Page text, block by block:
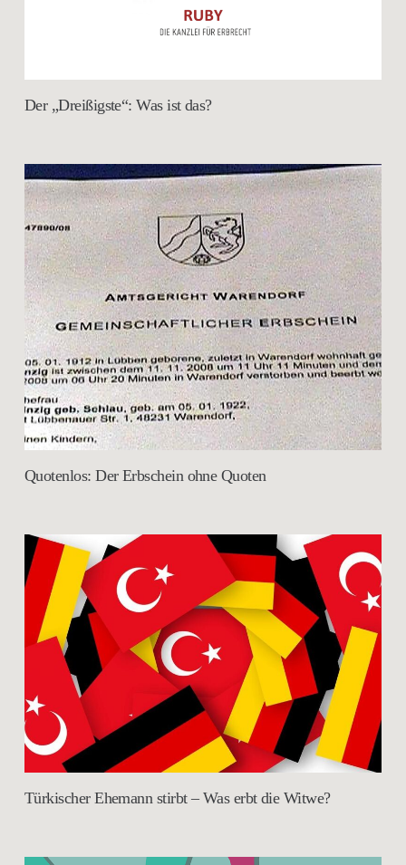
Der „Dreißigste“: Was ist das?
Quotenlos: Der Erbschein ohne Quoten
Türkischer Ehemann stirbt – Was erbt die Witwe?